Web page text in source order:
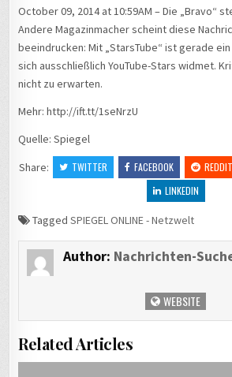
October 09, 2014 at 10:59AM – Die „Bravo“
Andere Magazinmacher scheint diese
beeindrucken: Mit „StarsTube“ ist gerade
sich ausschließlich YouTube-Stars widmet.
nicht zu erwarten.
Mehr: http://ift.tt/1seNrzU
Quelle: Spiegel
Share:
TWITTER FACEBOOK REDDIT
LINKEDIN
TaggedSPIEGEL ONLINE - Netzwelt
Author: Nachrichten-
WEBSITE
Related Articles